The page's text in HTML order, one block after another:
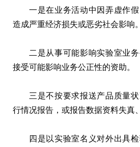
一是在业务活动中因弄虚作
造成严重经济损失或恶劣社会影响。
二是从事可能影响实验室业
接受可能影响业务公正性的资助。
三是不按要求报送产品质量
行情况报告，或报告数据资料失真
四是以实验室名义对外出具